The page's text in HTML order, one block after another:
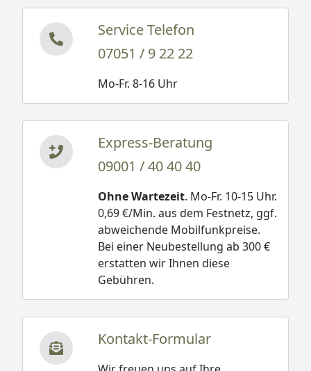
Service Telefon
07051 / 9 22 22
Mo-Fr. 8-16 Uhr
Express-Beratung
09001 / 40 40 40
Ohne Wartezeit. Mo-Fr. 10-15 Uhr.
0,69 €/Min. aus dem Festnetz, ggf.
abweichende Mobilfunkpreise.
Bei einer Neubestellung ab 300 €
erstatten wir Ihnen diese
Gebühren.
Kontakt-Formular